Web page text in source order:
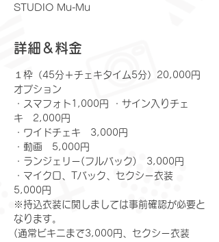
STUDIO Mu-Mu
詳細＆料金
１枠（45分＋チェキタイム5分）20,000円
オプション
​・スマフォト1,000円 ・サイン入りチェ
キ　2,000円
・ワイドチェキ　3,000円
・動画　5,000円
・ランジェリー(フルバック)　3,000円
・マイクロ、Tバック、セクシー衣装
5,000円
※持込衣装に関しましては事前確認が必要と
なります。
(通常ビキニまで3,000円、セクシー衣装